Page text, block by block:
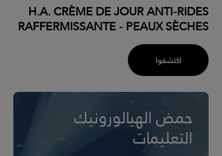
H.A. CRÈME DE JOUR ANTI-RIDES
RAFFERMISSANTE - PEAUX SÈCHES
اكتشفوا
حمض الهيالورونيك
التعليمات